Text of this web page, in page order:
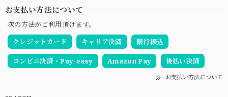
お支払い方法について
次の方法がご利用頂けます。
クレジットカード
キャリア決済 銀行振込
コンビニ決済・Pay-easy Amazon Pay 後払い決済
お支払い方法について